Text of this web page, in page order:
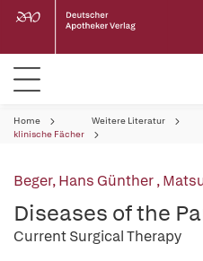
Home Weitere Literatur
klinische Fächer
Beger, Hans Günther,
Diseases of the
Current Surgical Therapy